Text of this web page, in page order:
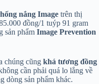
nắng Image trên thị
đồng/1 tuýp 91 gram
sản phẩm Image Prevention
chúng cũng khá tương đồng
cần phải quá lo lắng về
dòng sản phẩm khác.